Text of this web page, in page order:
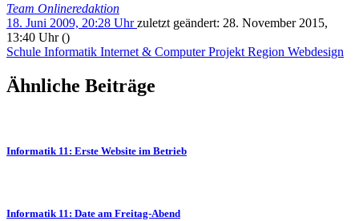
Team Onlineredaktion
18. Juni 2009, 20:28 Uhrzuletzt geändert: 28. November 2015,
13:40 Uhr()
Schule Informatik Internet & ComputerProjekt Region Webdesign
Ähnliche Beiträge
Informatik 11: Erste Website im Betrieb
Informatik 11: Date am Freitag-Abend